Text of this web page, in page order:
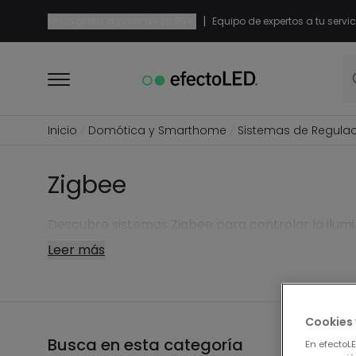
| Equipo de expertos a tu
Inicio Domótica y Smarthome Sistemas de
Zigbee
Leer más
Busca en esta categoría 7
En